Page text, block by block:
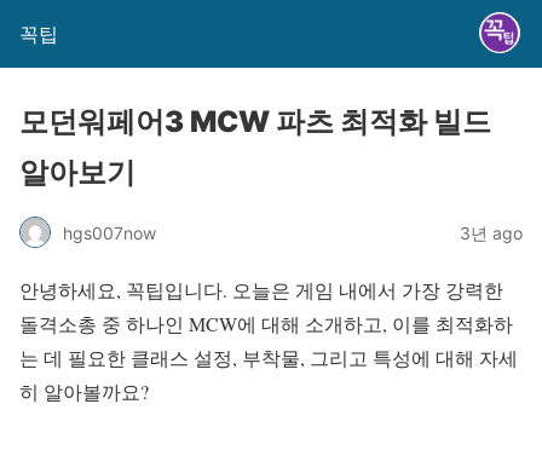
꼭팁
모던워페어3 MCW 파츠 최적화 빌드
알아보기
hgs007now 3년 ago
안녕하세요, 꼭팁입니다. 오늘은 게임 내에서 가장 강력한
돌격소총 중 하나인 MCW에 대해 소개하고, 이를 최적화하
는 데 필요한 클래스 설정, 부착물, 그리고 특성에 대해 자세
히 알아볼까요?